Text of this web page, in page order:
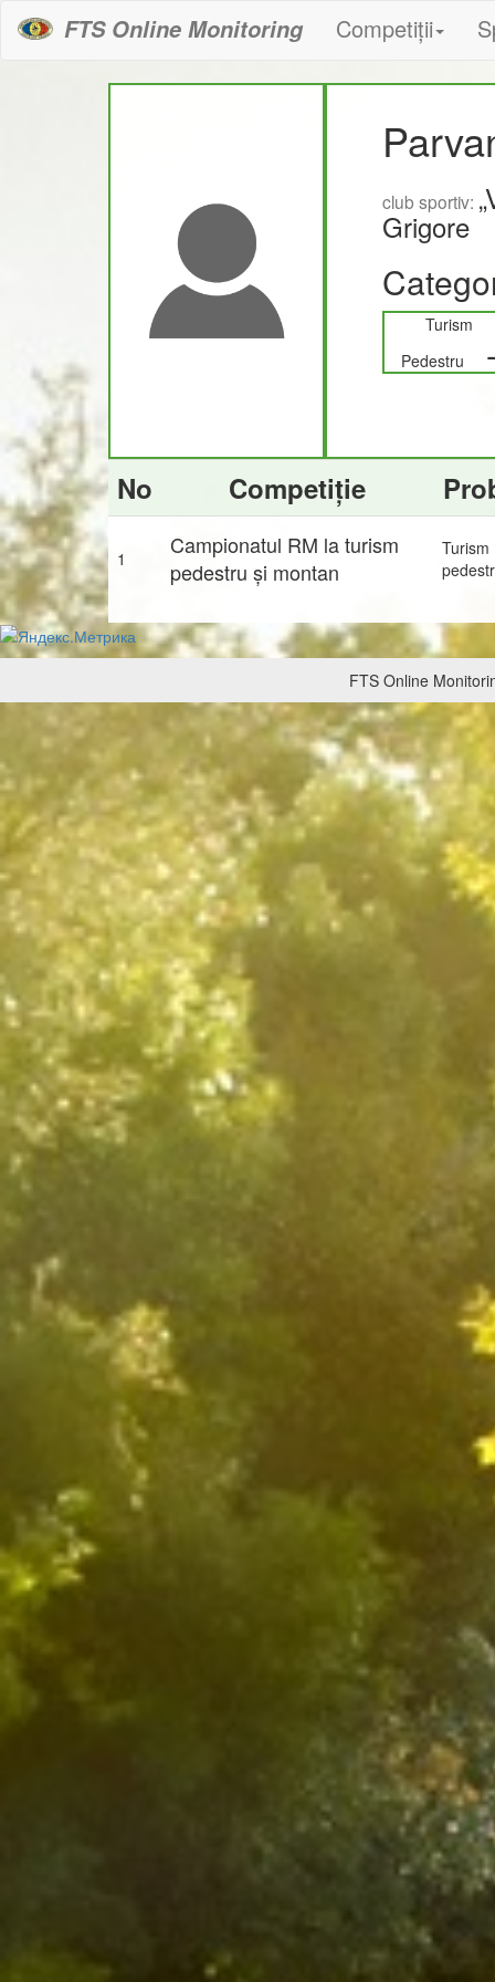
FTS Online Monitoring Competiții
club sportiv:
Grigore
Turism
Pedestru
No Competiție
1
Campionatul RM la turism
pedestru și montan
Turism
FTS Online